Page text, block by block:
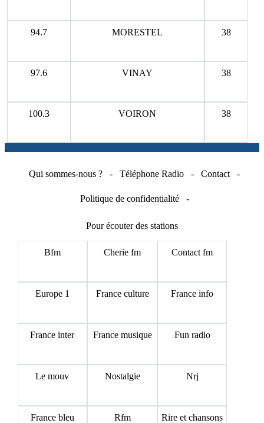
94.7 MORESTEL 38
97.6 VINAY 38
100.3 VOIRON 38
.
Qui sommes-nous ? - Téléphone Radio - Contact -
Politique de confidentialité -
Pour écouter des stations
Bfm Cherie fm Contact fm
Europe 1 France culture France info
France inter France musique Fun radio
Le mouv Nostalgie Nrj
France bleu Rfm Rire et chansons